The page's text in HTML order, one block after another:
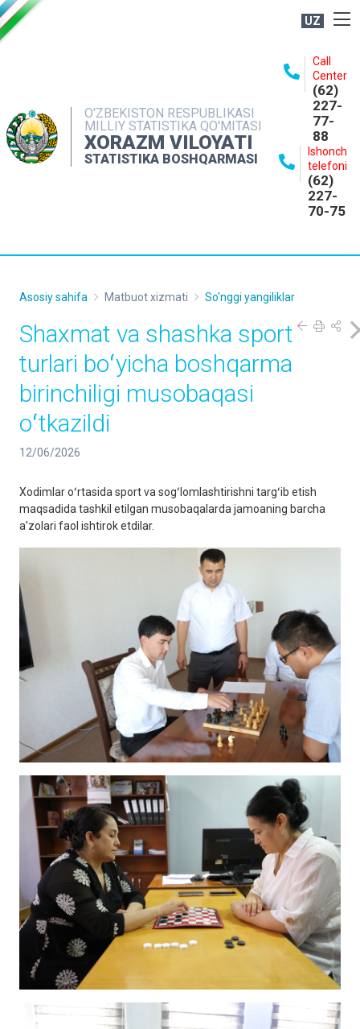
UZ
O'ZBEKISTON RESPUBLIKASI
MILLIY STATISTIKA QO'MITASI
XORAZM VILOYATI
STATISTIKA BOSHQARMASI
Call
Center
(62)
227-
77-
88
Ishonch
telefoni
(62)
227-
70-75
NASHRLAR
INTERAKTIV XIZMATLAR
MATBUOT XIZMATI
Asosiy sahifa Matbuot xizmati So'nggi yangiliklar
Shaxmat va shashka sport
turlari boʻyicha boshqarma
birinchiligi musobaqasi
oʻtkazildi
12/06/2026
Xodimlar oʻrtasida sport va sogʻlomlashtirishni targʻib etish
maqsadida tashkil etilgan musobaqalarda jamoaning barcha
aʼzolari faol ishtirok etdilar.